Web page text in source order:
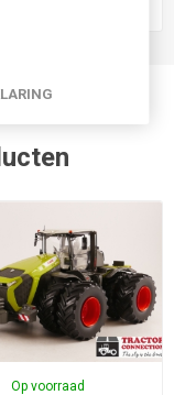
Op voorraad